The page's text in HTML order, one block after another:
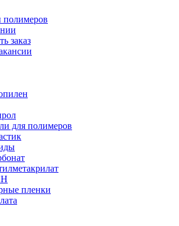
полимеров
заказ
для полимеров
пленки